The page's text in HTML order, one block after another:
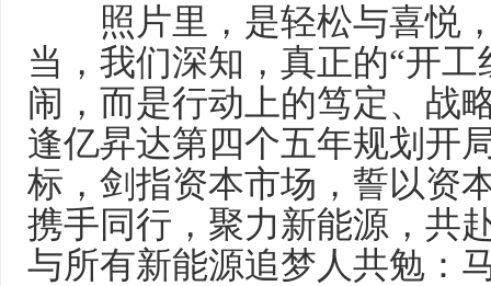
照片里，是轻松与喜悦，
当，我们深知，真正的“开
闹，而是行动上的笃定、战
逢亿昇达第四个五年规划开
标，剑指资本市场，誓以资
携手同行，聚力新能源，共
与所有新能源追梦人共勉：